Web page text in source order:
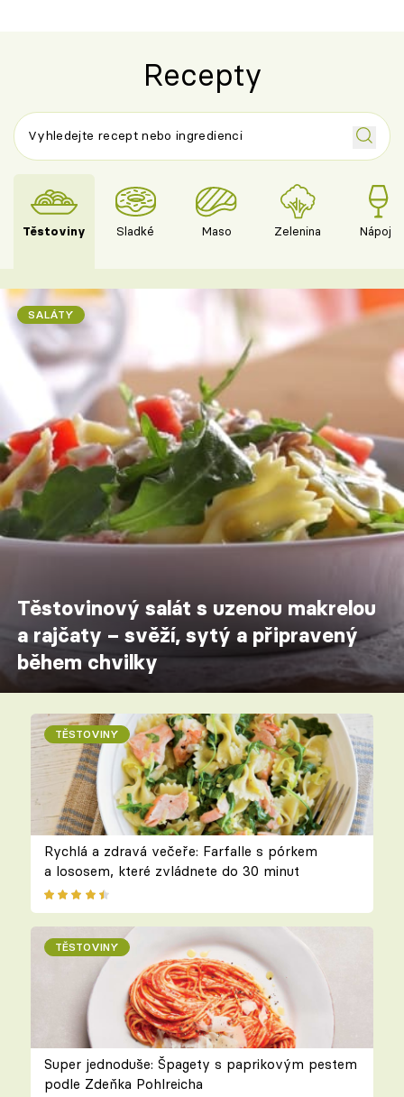
Recepty
Těstoviny Sladké Maso Zelenina Nápoje
SALÁTY
Těstovinový salát s uzenou makrelou
a rajčaty – svěží, sytý a připravený
během chvilky
TĚSTOVINY
Rychlá a zdravá večeře: Farfalle s pórkem
a lososem, které zvládnete do 30 minut
TĚSTOVINY
Super jednoduše: Špagety s paprikovým pestem
podle Zdeňka Pohlreicha